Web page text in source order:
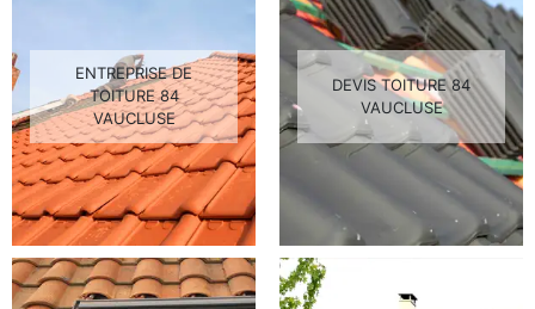
ENTREPRISE DE
TOITURE 84
VAUCLUSE
DEVIS TOITURE 84
VAUCLUSE